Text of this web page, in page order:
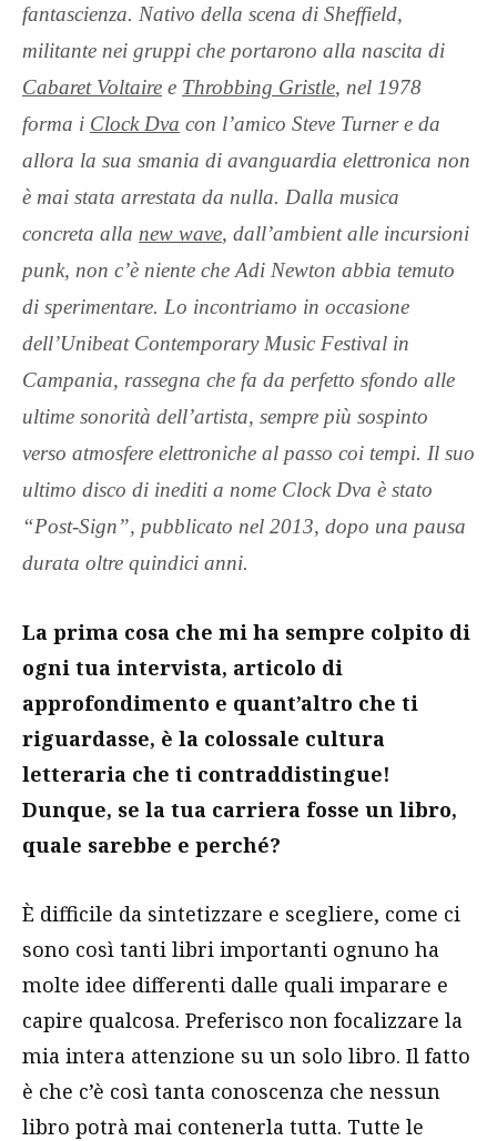
fantascienza. Nativo della scena di Sheffield,
militante nei gruppi che portarono alla nascita di
Cabaret Voltaire e Throbbing Gristle, nel 1978
forma i Clock Dva con l’amico Steve Turner e da
allora la sua smania di avanguardia elettronica non
è mai stata arrestata da nulla. Dalla musica
concreta alla new wave, dall’ambient alle incursioni
punk, non c’è niente che Adi Newton abbia temuto
di sperimentare. Lo incontriamo in occasione
dell’Unibeat Contemporary Music Festival in
Campania, rassegna che fa da perfetto sfondo alle
ultime sonorità dell’artista, sempre più sospinto
verso atmosfere elettroniche al passo coi tempi. Il suo
ultimo disco di inediti a nome Clock Dva è stato
“Post-Sign”, pubblicato nel 2013, dopo una pausa
durata oltre quindici anni.
La prima cosa che mi ha sempre colpito di
ogni tua intervista, articolo di
approfondimento e quant’altro che ti
riguardasse, è la colossale cultura
letteraria che ti contraddistingue!
Dunque, se la tua carriera fosse un libro,
quale sarebbe e perché?
È difficile da sintetizzare e scegliere, come ci
sono così tanti libri importanti ognuno ha
molte idee differenti dalle quali imparare e
capire qualcosa. Preferisco non focalizzare la
mia intera attenzione su un solo libro. Il fatto
è che c’è così tanta conoscenza che nessun
libro potrà mai contenerla tutta. Tutte le